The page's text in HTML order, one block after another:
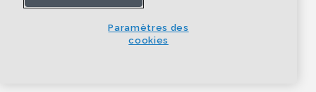
Paramètres des
cookies